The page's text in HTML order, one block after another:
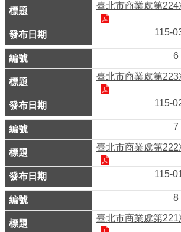
服
務
商
業
管
理
商
業
發
展
與
輔
導
臺北市商業處第
115-
6
臺北市商業處第
115-
7
臺北市商業處第
115-
8
臺北市商業處第